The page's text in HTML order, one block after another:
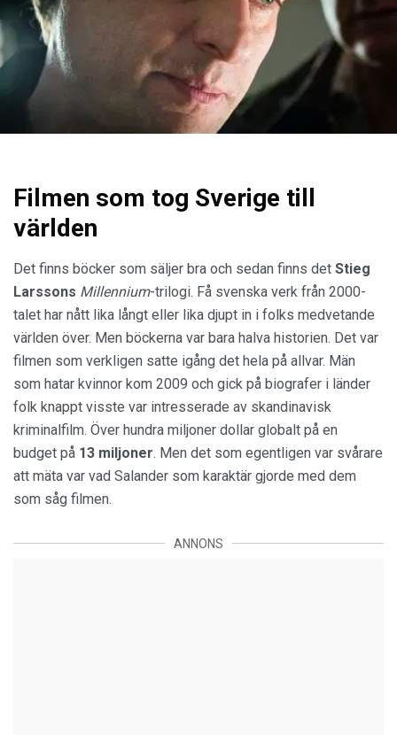
Filmen som tog Sverige till
världen
Det finns böcker som säljer bra och sedan finns det Stieg
Larssons Millennium-trilogi. Få svenska verk från 2000-
talet har nått lika långt eller lika djupt in i folks medvetande
världen över. Men böckerna var bara halva historien. Det var
filmen som verkligen satte igång det hela på allvar. Män
som hatar kvinnor kom 2009 och gick på biografer i länder
folk knappt visste var intresserade av skandinavisk
kriminalfilm. Över hundra miljoner dollar globalt på en
budget på 13 miljoner. Men det som egentligen var svårare
att mäta var vad Salander som karaktär gjorde med dem
som såg filmen.
ANNONS